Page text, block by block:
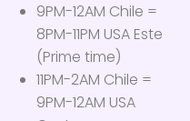
9PM-12AM Chile =
8PM-11PM USA Este
(Prime time)
11PM-2AM Chile =
9PM-12AM USA